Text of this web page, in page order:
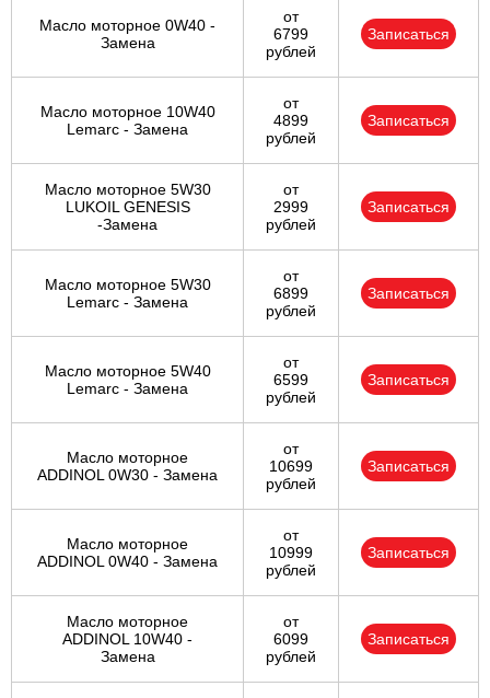
Масло моторное 0W40 -
Замена
от
6799
рублей
Записаться
Масло моторное 10W40
Lemarc - Замена
от
4899
рублей
Записаться
Масло моторное 5W30
LUKOIL GENESIS
-Замена
от
2999
рублей
Записаться
Масло моторное 5W30
Lemarc - Замена
от
6899
рублей
Записаться
Масло моторное 5W40
Lemarc - Замена
от
6599
рублей
Записаться
Масло моторное
ADDINOL 0W30 - Замена
от
10699
рублей
Записаться
Масло моторное
ADDINOL 0W40 - Замена
от
10999
рублей
Записаться
Масло моторное
ADDINOL 10W40 -
Замена
от
6099
рублей
Записаться